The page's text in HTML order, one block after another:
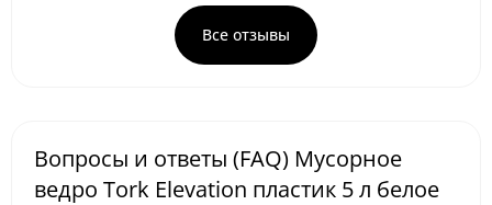
Все отзывы
Вопросы и ответы (FAQ) Мусорное
ведро Tork Elevation пластик 5 л белое